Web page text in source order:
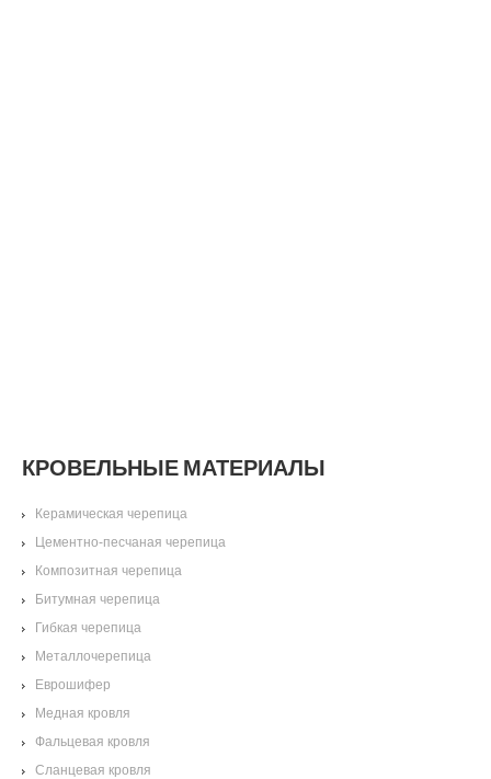
КРОВЕЛЬНЫЕ МАТЕРИАЛЫ
Керамическая черепица
Цементно-песчаная черепица
Композитная черепица
Битумная черепица
Гибкая черепица
Металлочерепица
Еврошифер
Медная кровля
Фальцевая кровля
Сланцевая кровля